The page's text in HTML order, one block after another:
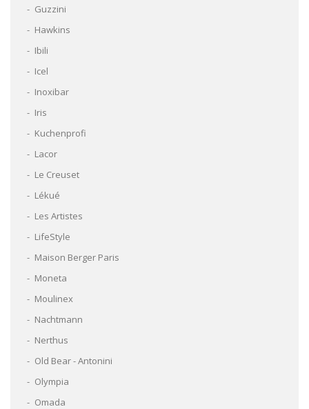
Guzzini
Hawkins
Ibili
Icel
Inoxibar
Iris
Kuchenprofi
Lacor
Le Creuset
Lékué
Les Artistes
LifeStyle
Maison Berger Paris
Moneta
Moulinex
Nachtmann
Nerthus
Old Bear - Antonini
Olympia
Omada